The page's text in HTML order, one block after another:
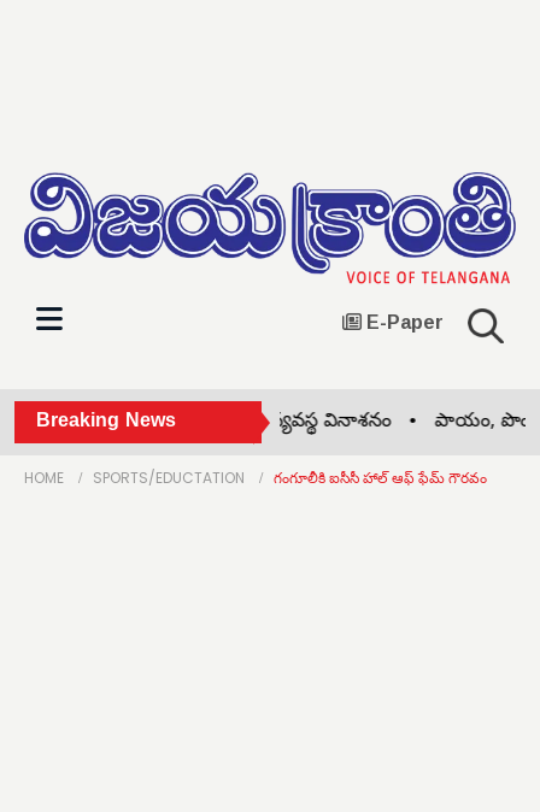
E-Paper
Breaking News
2004" ఒప్పందంతోనే విద్యావ్యవస్థ వినాశనం •పాయం,
HOME SPORTS/EDUCTATION గంగూలీకి ఐసీసీ హాల్ ఆఫ్ ఫేమ్ గౌరవం